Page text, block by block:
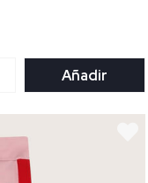
Añadir